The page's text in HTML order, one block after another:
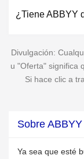
¿Tiene ABBYY
Divulgación:
u "Oferta" significa
Si hace clic a
Sobre ABBYY
Ya sea que esté